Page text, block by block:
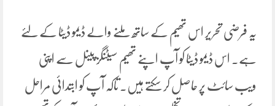
یہ فرضی تحریر اس تھیم کے ساتھ ملنے والے ڈیمو ڈیٹا کے لئے
ہے۔ اس ڈیمو ڈیٹا کو آپ اپنے تھیم سیٹنگز پینل سے اپنی
ویب سائٹ پر حاصل کر سکتے ہیں۔ تاکہ آپ کو ابتدائی مراحل